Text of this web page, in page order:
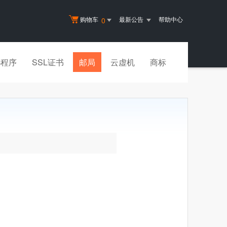
购物车 0 最新公告 帮助中心
序 SSL证书 邮局 云虚机 商标